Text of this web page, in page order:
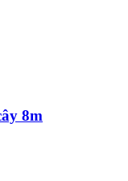
8m